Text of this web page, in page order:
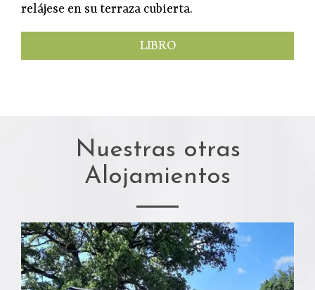
relájese en su terraza cubierta.
LIBRO
Nuestras otras
Alojamientos